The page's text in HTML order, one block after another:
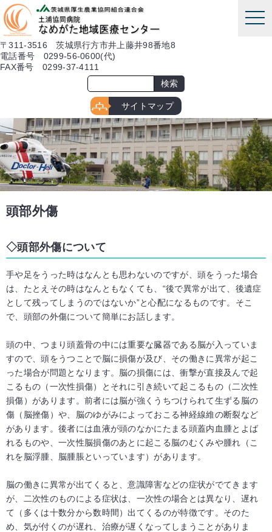
本文へ
〒311-3516 茨城県行方市井上藤井98番地8
電話番号 0299-56-0600(代)
FAX番号 0299-37-4111
サイトマップ
頭部外傷
頭部外傷について
手や足をうった時はなんとも思わないのですが、頭をうった場合
は、たとえその時はなんともなくても、“後で異常が出て、後遺症
として残ってしまうのではないか”と心配になるものです。そこ
で、頭部の外傷について簡単にお話します。
頭の中、つまり頭蓋骨の中には重要な臓器である脳が入っていま
すので、頭をうつことで脳に損傷が及び、その働きに異常が起こ
った場合が問題となります。脳の損傷には、衝撃が直接及んで起
こるもの（一次性損傷）とそれに引き続いて起こるもの（二次性
損傷）があります。前者には脳が強くうちつけられて生ずる脳の
傷（脳挫傷）や、脳のゆがみによっておこる神経線維の断裂など
があります。後者には血液が頭のなかにたまる頭蓋内血腫とよば
れるものや、一次性脳損傷のあとに起こる脳のむくみや腫れ（こ
れを脳浮腫、脳腫脹といっています）があります。
脳の働きに異常が出てくると、意識障害などの症状がでてきます
が、二次性のものによる症状は、一次性の場合とは異なり、遅れ
て（多くは十数分から数時間）出てくるのが特徴です。そのた
め、気が付くのが遅れ、治療が遅くなってしまうことがありま